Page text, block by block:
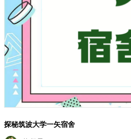
探秘筑波大学一矢宿舍